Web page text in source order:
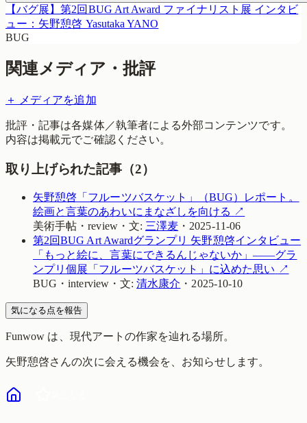
【バグ展】第2回BUG Art Award ファイナリスト展 インタビ
ュー：矢野憩啓 Yasutaka YANO
BUG
関連メディア・批評
＋ メディアを追加
批評・記事は各媒体／執筆者による外部コンテンツです。
内容は掲載元でご確認ください。
取り上げられた記事（2）
矢野憩啓「フルーツバスケット」（BUG）レポート。
絵画と言葉のあわいにまなざしを向ける ↗
美術手帖 ・review・ 文: 三澤麦 ・ 2025-11-06
第2回BUG Art Awardグランプリ 矢野憩啓インタビュー
「もっと絵に、言葉にできるんじゃないか」――グラ
ンプリ個展「フルーツバスケット」に込めた思い ↗
BUG ・interview・ 文:清水康介 ・ 2025-10-10
気になる点を報告
Funwow は、現代アートの作家を辿れる場所。
矢野憩啓さんの次に会える機会を、お知らせします。